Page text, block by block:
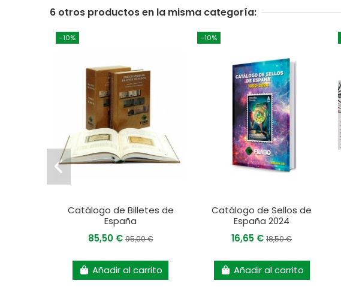
6 otros productos en la misma categoría:
-10%
Catálogo de Billetes de
España
85,50 €95,00 €
Añadir al carrito
-10%
Catálogo de Sellos de
España 2024
16,65 €18,50 €
Añadir al carrito